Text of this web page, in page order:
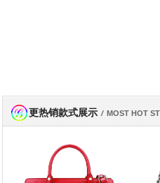
更热销款式展示 / MOST HOT